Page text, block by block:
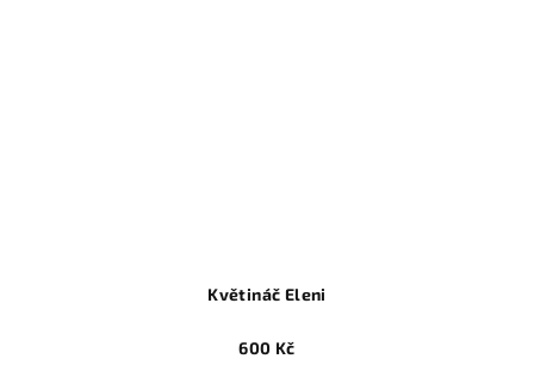
Květináč Eleni
600 Kč